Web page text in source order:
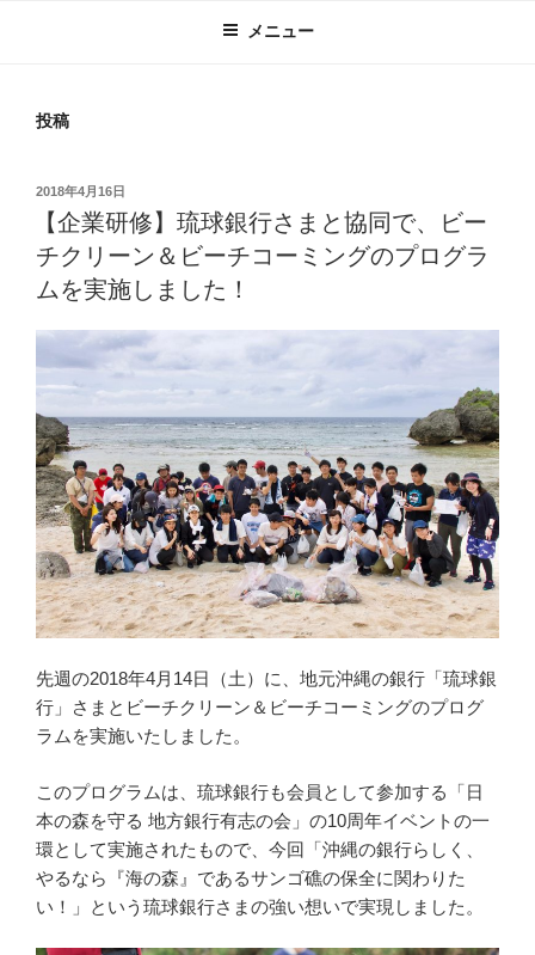
メニュー
投稿
投
日:
2018年4月16日
【企業研修】琉球銀行さまと協同で、ビー
チクリーン＆ビーチコーミングのプログラ
ムを実施しました！
先週の2018年4月14日（土）に、地元沖縄の銀行「琉球銀
行」さまとビーチクリーン＆ビーチコーミングのプログ
ラムを実施いたしました。
このプログラムは、琉球銀行も会員として参加する「日
本の森を守る 地方銀行有志の会」の10周年イベントの一
環として実施されたもので、今回「沖縄の銀行らしく、
やるなら『海の森』であるサンゴ礁の保全に関わりた
い！」という琉球銀行さまの強い想いで実現しました。